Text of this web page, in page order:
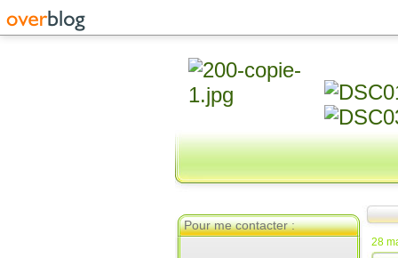
Pour me contacter :
28